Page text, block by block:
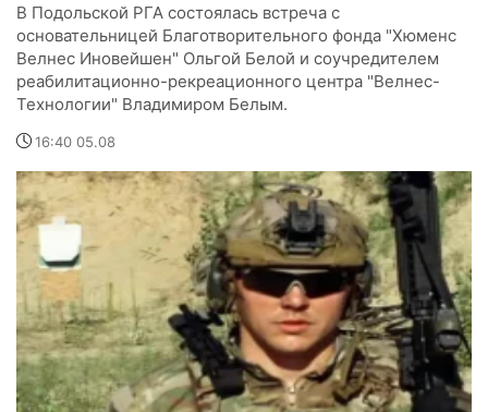
В Подольской РГА состоялась встреча с
основательницей Благотворительного фонда "Хюменс
Велнес Иновейшен" Ольгой Белой и соучредителем
реабилитационно-рекреационного центра "Велнес-
Технологии" Владимиром Белым.
16:40 05.08